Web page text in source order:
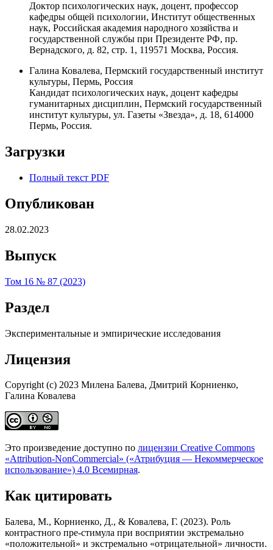
Доктор психологических наук, доцент, профессор
кафедры общей психологии, Институт общественных
наук, Российская академия народного хозяйства и
государственной службы при Президенте РФ, пр.
Вернадского, д. 82, стр. 1, 119571 Москва, Россия.
Галина Ковалева, Пермский государственный институт
культуры, Пермь, Россия
Кандидат психологических наук, доцент кафедры
гуманитарных дисциплин, Пермский государственный
институт культуры, ул. Газеты «Звезда», д. 18, 614000
Пермь, Россия.
Загрузки
Полный текст PDF
Опубликован
28.02.2023
Выпуск
Том 16 № 87 (2023)
Раздел
Экспериментальные и эмпирические исследования
Лицензия
Copyright (c) 2023 Милена Балева, Дмитрий Корниенко,
Галина Ковалева
Это произведение доступно по лицензии Creative Commons
«Attribution-NonCommercial» («Атрибуция — Некоммерческое
использование») 4.0 Всемирная.
Как цитировать
Балева, М., Корниенко, Д., & Ковалева, Г. (2023). Роль
контрастного пре-стимула при восприятии экстремально
«положительной» и экстремально «отрицательной» личности.